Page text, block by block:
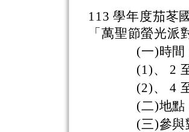
113 學年度茄苳
「萬聖節螢光派
(一)時間
(1)、 2
(2)、 4
(二)地點
(三)參與